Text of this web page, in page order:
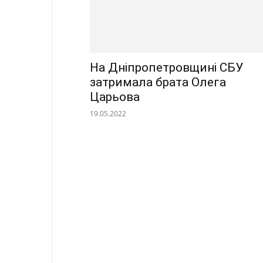
На Дніпропетровщині СБУ
затримала брата Олега
Царьова
19.05.2022